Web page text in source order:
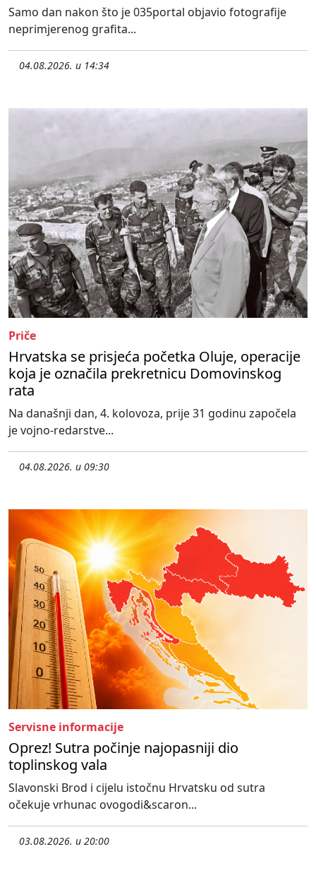
Samo dan nakon što je 035portal objavio fotografije
neprimjerenog grafita...
04.08.2026. u 14:34
Priče
Hrvatska se prisjeća početka Oluje, operacije
koja je označila prekretnicu Domovinskog
rata
Na današnji dan, 4. kolovoza, prije 31 godinu započela
je vojno-redarstve...
04.08.2026. u 09:30
Servisne informacije
Oprez! Sutra počinje najopasniji dio
toplinskog vala
Slavonski Brod i cijelu istočnu Hrvatsku od sutra
očekuje vrhunac ovogodi&scaron...
03.08.2026. u 20:00